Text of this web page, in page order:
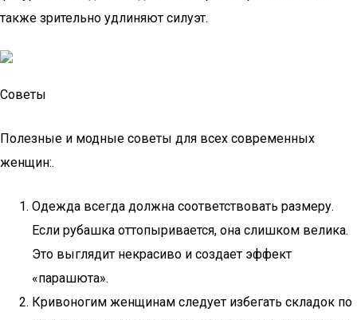
также зрительно удлиняют силуэт.
Советы
Полезные и модные советы для всех современных
женщин:.
Одежда всегда должна соответствовать размеру.
Если рубашка оттопыривается, она слишком велика.
Это выглядит некрасиво и создает эффект
«парашюта».
Кривоногим женщинам следует избегать складок по